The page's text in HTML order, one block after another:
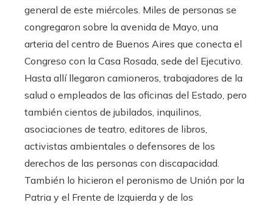
general de este miércoles. Miles de personas se
congregaron sobre la avenida de Mayo, una
arteria del centro de Buenos Aires que conecta el
Congreso con la Casa Rosada, sede del Ejecutivo.
Hasta allí llegaron camioneros, trabajadores de la
salud o empleados de las oficinas del Estado, pero
también cientos de jubilados, inquilinos,
asociaciones de teatro, editores de libros,
activistas ambientales o defensores de los
derechos de las personas con discapacidad.
También lo hicieron el peronismo de Unión por la
Patria y el Frente de Izquierda y de los